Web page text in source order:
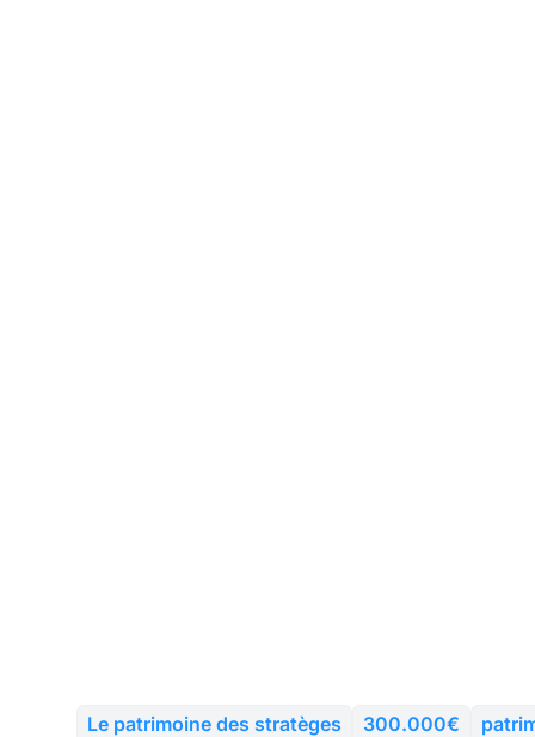
Le patrimoine des stratèges 300.000€